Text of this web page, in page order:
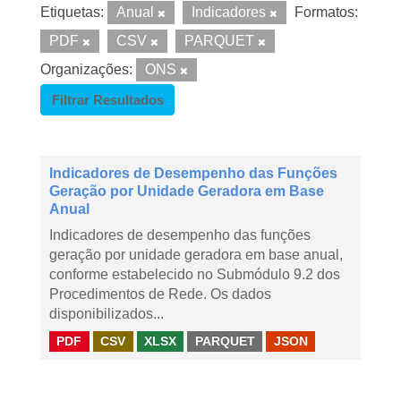
Etiquetas: Anual Indicadores
Formatos:
PDF
CSV
PARQUET
Organizações:
ONS
Filtrar Resultados
Indicadores de Desempenho das Funções
Geração por Unidade Geradora em Base
Anual
Indicadores de desempenho das funções
geração por unidade geradora em base anual,
conforme estabelecido no Submódulo 9.2 dos
Procedimentos de Rede. Os dados
disponibilizados...
PDF CSV XLSX PARQUET JSON